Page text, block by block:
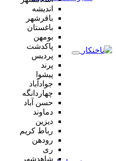
اندیشه
باقرشهر
باغستان
بومهن
پاکدشت
پردیس
پرند
پیشوا
جوادآباد
چهاردانگه
حسن آباد
دماوند
دیزین
رباط کریم
رودهن
ری
شاهدشهر